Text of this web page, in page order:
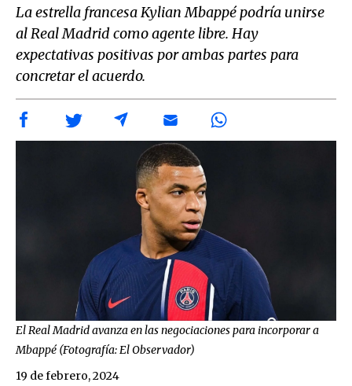
La estrella francesa Kylian Mbappé podría unirse
al Real Madrid como agente libre. Hay
expectativas positivas por ambas partes para
concretar el acuerdo.
El Real Madrid avanza en las negociaciones para incorporar a
Mbappé (Fotografía: El Observador)
19 de febrero, 2024